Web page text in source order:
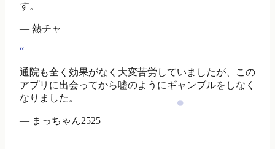
す。
— 熱チャ
“
通院も全く効果がなく大変苦労していましたが、この
アプリに出会ってから嘘のようにギャンブルをしなく
なりました。
— まっちゃん2525